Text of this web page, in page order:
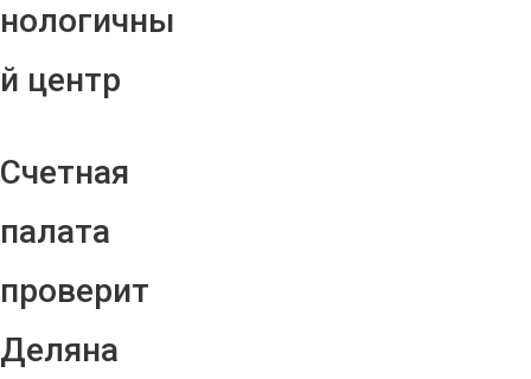
нологичны
й центр
Счетная
палата
проверит
Деляна